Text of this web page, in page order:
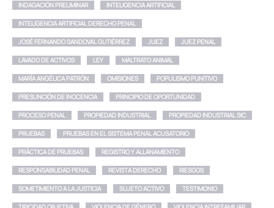
INDAGACIÓN PRELIMINAR INTELIGENCIA ARTIFICIAL
INTELIGENCIA ARTIFICIAL DERECHO PENAL
JOSÉ FERNANDO SANDOVAL GUTIÉRREZ JUEZ JUEZ PENAL
LAVADO DE ACTIVOS LEY MALTRATO ANIMAL
MARÍA ANGÉLICA PATRÓN OMISIONES POPULISMO PUNITIVO
PRESUNCIÓN DE INOCENCIA PRINCIPIO DE OPORTUNIDAD
PROCESO PENAL PROPIEDAD INDUSTRIAL PROPIEDAD INDUSTRIAL SIC
PRUEBAS PRUEBAS EN EL SISTEMA PENAL ACUSATORIO
PRÁCTICA DE PRUEBAS REGISTRO Y ALLANAMIENTO
RESPONSABILIDAD PENAL REVISTA DERECHO RIESGOS
SOMETIMIENTO A LA JUSTICIA SUJETO ACTIVO TESTIMONIO